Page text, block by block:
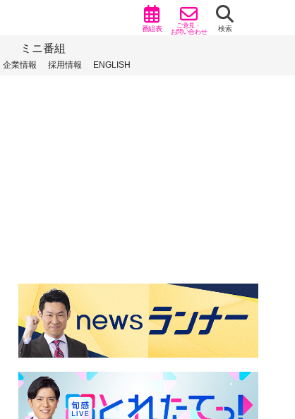
番組表 ご意見・
お問い合わせ 検索
ミニ番組
企業情報 採用情報 ENGLISH